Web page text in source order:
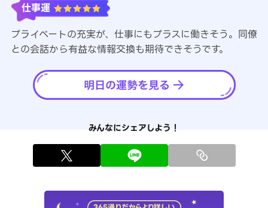
仕事運
プライベートの充実が、仕事にもプラスに働きそう。同僚
との会話から有益な情報交換も期待できそうです。
みんなにシェアしよう！